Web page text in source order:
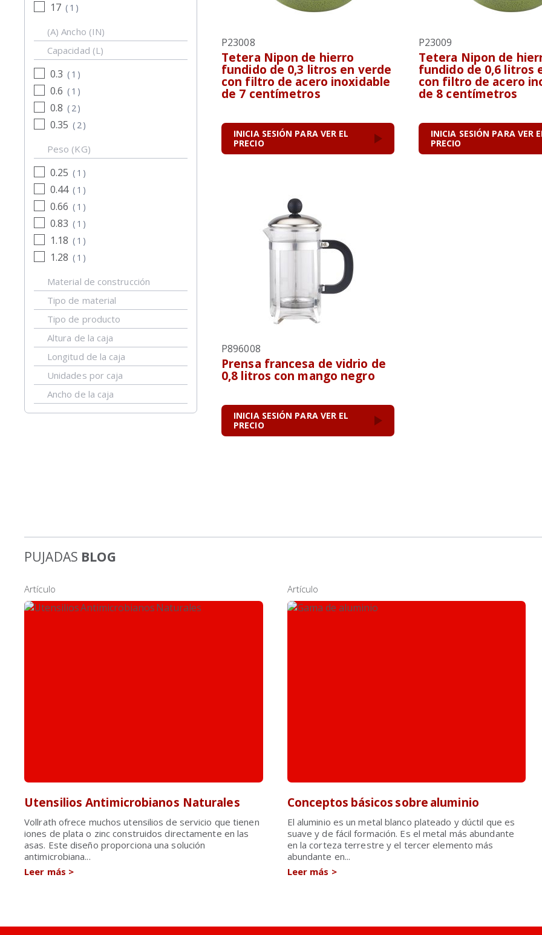
17 ( 1 )
(A) Ancho (IN)
Capacidad (L)
0.3 ( 1 )
0.6 ( 1 )
0.8 ( 2)
0.35 ( 2)
Peso (KG)
0.25 ( 1 )
0.44 ( 1 )
0.66 ( 1 )
0.83 ( 1 )
1.18 ( 1 )
1.28 ( 1 )
Material de construcción
Tipo de material
Tipo de producto
Altura de la caja
Longitud de la caja
Unidades por caja
Ancho de la caja
P23008
Tetera Nipon de hierro
fundido de 0,3 litros en verde
con filtro de acero inoxidable
de 7 centímetros
INICIA SESIÓN PARA VER EL
PRECIO
P23009
Tetera Nipon de
fundido de 0,6 litros
con filtro de acero
de 8 centímetros
INICIA SESIÓN PARA VER
PRECIO
P896008
Prensa francesa de vidrio de
0,8 litros con mango negro
INICIA SESIÓN PARA VER EL
PRECIO
PUJADAS BLOG
Artículo
Utensilios Antimicrobianos Naturales
Vollrath ofrece muchos utensilios de servicio que tienen
iones de plata o zinc construidos directamente en las
asas. Este diseño proporciona una solución
antimicrobiana...
Leer más >
Artículo
Conceptos básicos sobre aluminio
El aluminio es un metal blanco plateado y dúctil que es
suave y de fácil formación. Es el metal más abundante
en la corteza terrestre y el tercer elemento más
abundante en...
Leer más >